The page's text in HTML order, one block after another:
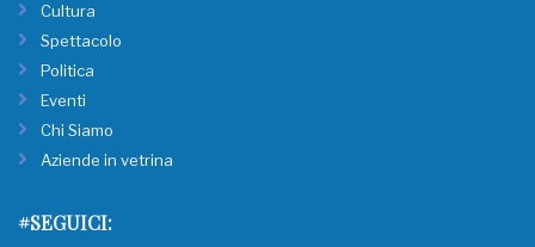
Cultura
Spettacolo
Politica
Eventi
Chi Siamo
Aziende in vetrina
#SEGUICI: